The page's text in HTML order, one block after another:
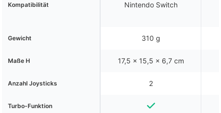
Kompatibilität Nintendo Switch
Gewicht 310 g
Maße H 17,5 x 15,5 x 6,7 cm
Anzahl Joysticks 2
Turbo-Funktion